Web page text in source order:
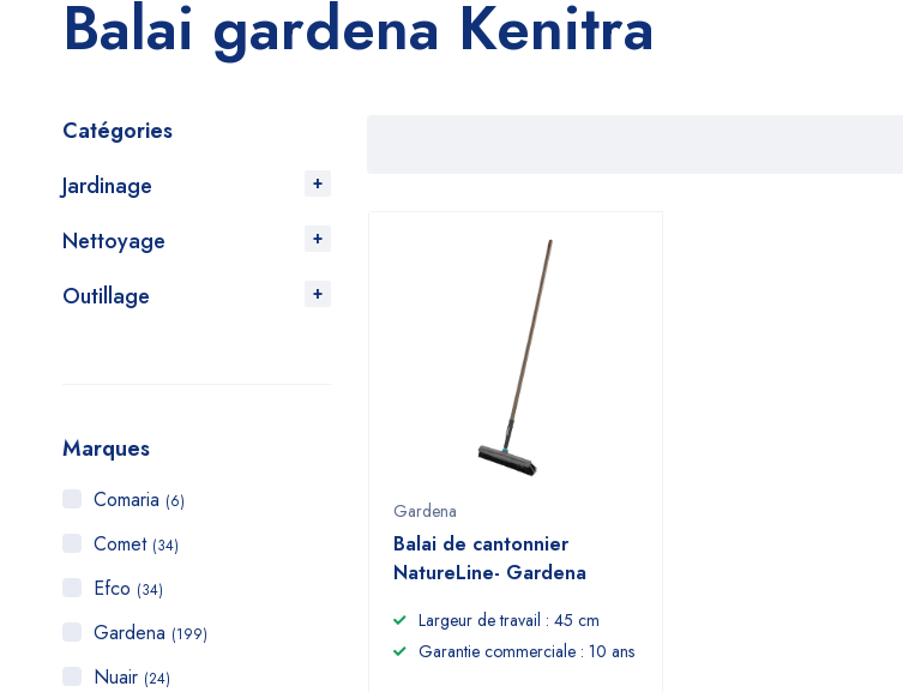
Balai gardena Kenitra
Catégories
Jardinage
Nettoyage
Outillage
Marques
Comaria (6)
Comet (34)
Efco (34)
Gardena (199)
Nuair (24)
Gardena
Balai de cantonnier
NatureLine- Gardena
Largeur de travail : 45 cm
Garantie commerciale : 10 ans